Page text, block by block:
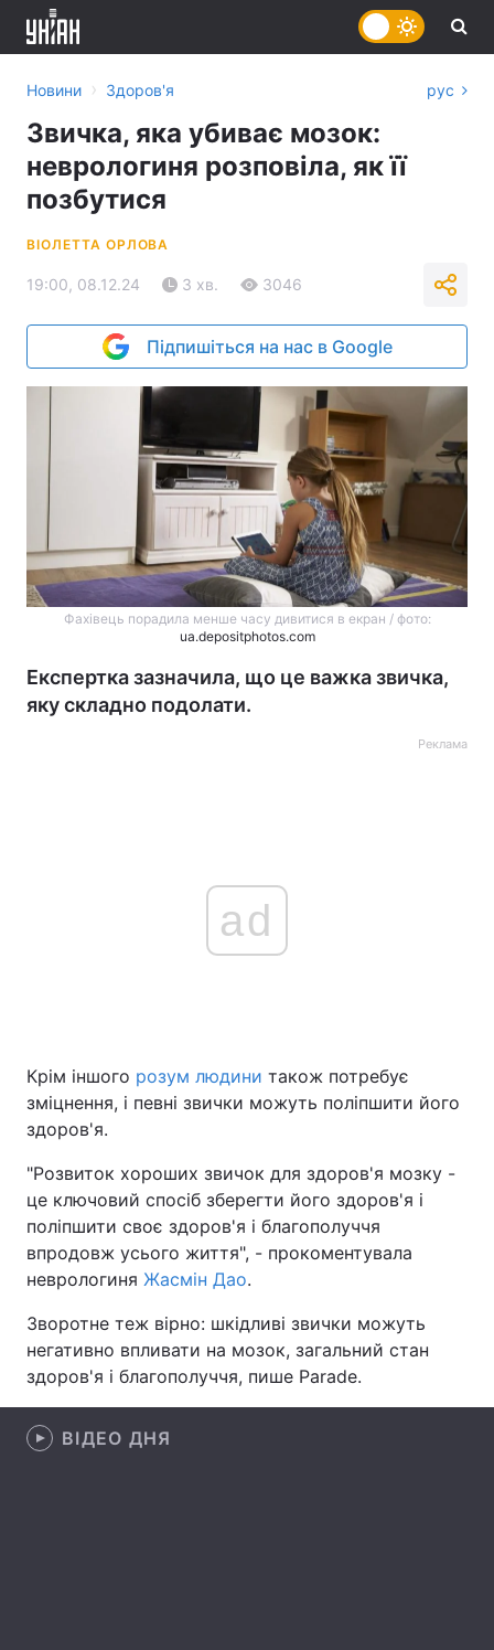
Головна Війна
Україна
Економіка Світ
Спорт Наука
Техно і зв'язок
Зброя Інциденти
Здоров'я Туризм
Цікавинки
Новини › Здоров'я рус
Звичка, яка убиває мозок:
неврологиня розповіла, як її
позбутися
ВІОЛЕТТА ОРЛОВА
19:00, 08.12.24 3 хв. 3046
Підпишіться на нас в Google
Фахівець порадила менше часу дивитися в екран / фото:
ua.depositphotos.com
Експертка зазначила, що це важка звичка,
яку складно подолати.
Реклама
ad
Крім іншого розум людини також потребує
зміцнення, і певні звички можуть поліпшити його
здоров'я.
"Розвиток хороших звичок для здоров'я мозку -
це ключовий спосіб зберегти його здоров'я і
поліпшити своє здоров'я і благополуччя
впродовж усього життя", - прокоментувала
неврологиня Жасмін Дао.
Зворотне теж вірно: шкідливі звички можуть
негативно впливати на мозок, загальний стан
здоров'я і благополуччя, пише Parade.
ВІДЕО ДНЯ